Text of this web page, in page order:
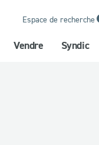
Espace de recherche
Vendre Syndic